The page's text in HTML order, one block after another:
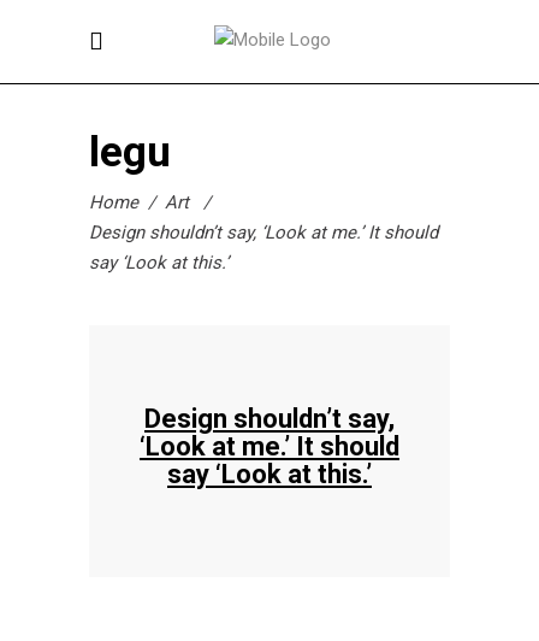
legu
Home/ Art
/
Design shouldn’t say, ‘Look at me.’ It should
say ‘Look at this.’
Design shouldn’t say,
‘Look at me.’ It should
say ‘Look at this.’